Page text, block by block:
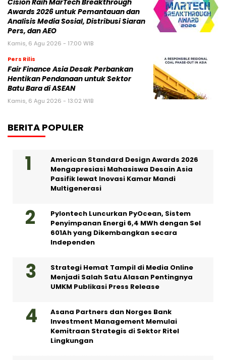
Cision Raih MarTech Breakthrough
Awards 2026 untuk Pemantauan dan
Analisis Media Sosial, Distribusi Siaran
Pers, dan AEO
Kamis, 6 Agu 2026 - 17:00 WIB
Pers Rilis
Fair Finance Asia Desak Perbankan
Hentikan Pendanaan untuk Sektor
Batu Bara di ASEAN
Kamis, 6 Agu 2026 - 13:02 WIB
BERITA POPULER
American Standard Design Awards 2026
Mengapresiasi Mahasiswa Desain Asia
Pasifik lewat Inovasi Kamar Mandi
Multigenerasi
Pylontech Luncurkan PyOcean, Sistem
Penyimpanan Energi 6,4 MWh dengan Sel
601Ah yang Dikembangkan secara
Independen
Strategi Hemat Tampil di Media Online
Menjadi Salah Satu Alasan Pentingnya
UMKM Publikasi Press Release
Asana Partners dan Norges Bank
Investment Management Memulai
Kemitraan Strategis di Sektor Ritel
Lingkungan